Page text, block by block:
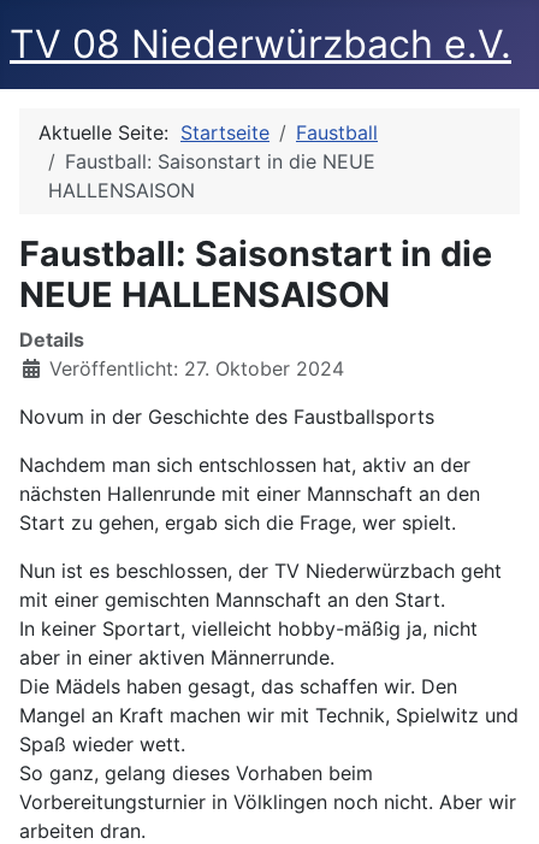
TV 08 Niederwürzbach e.V.
Aktuelle Seite: Startseite
Faustball
Faustball: Saisonstart in die NEUE
HALLENSAISON
Faustball: Saisonstart in die
NEUE HALLENSAISON
Details
Veröffentlicht: 27. Oktober 2024
Novum in der Geschichte des Faustballsports
Nachdem man sich entschlossen hat, aktiv an der
nächsten Hallenrunde mit einer Mannschaft an den
Start zu gehen, ergab sich die Frage, wer spielt.
Nun ist es beschlossen, der TV Niederwürzbach geht
mit einer gemischten Mannschaft an den Start.
In keiner Sportart, vielleicht hobby-mäßig ja, nicht
aber in einer aktiven Männerrunde.
Die Mädels haben gesagt, das schaffen wir. Den
Mangel an Kraft machen wir mit Technik, Spielwitz und
Spaß wieder wett.
So ganz, gelang dieses Vorhaben beim
Vorbereitungsturnier in Völklingen noch nicht. Aber wir
arbeiten dran.